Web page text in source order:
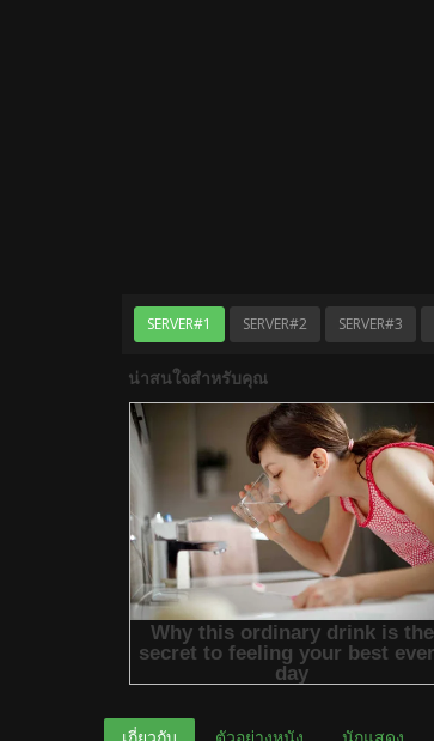
SERVER#1 SERVER#2 SERVER#3